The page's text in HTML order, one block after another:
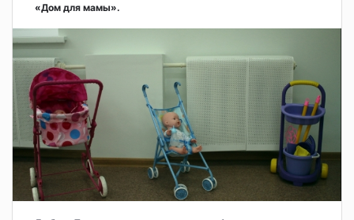
«Дом для мамы».